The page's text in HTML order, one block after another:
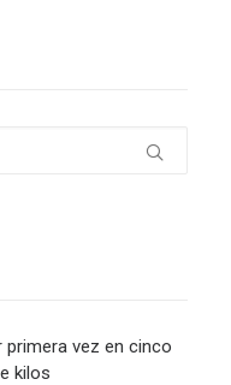
vez en cinco
kilos